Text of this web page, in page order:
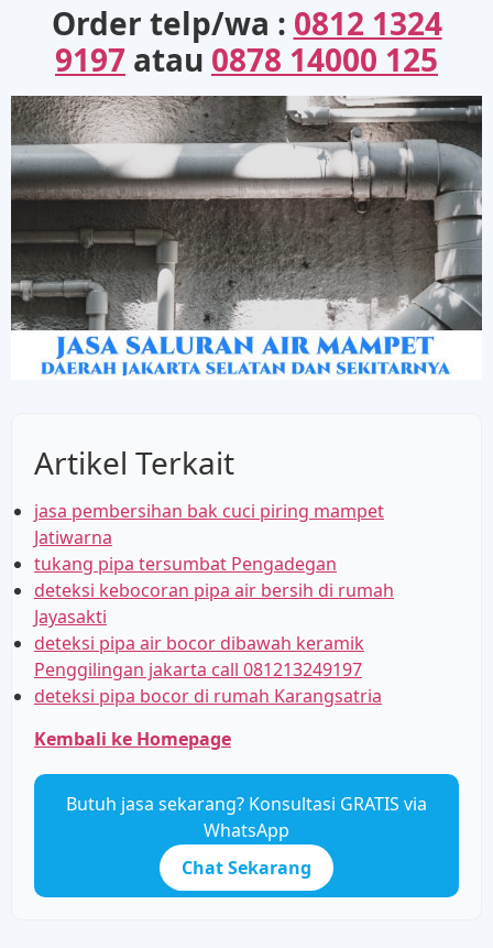
Order telp/wa : 0812 1324
9197 atau 0878 14000 125
Artikel Terkait
jasa pembersihan bak cuci piring mampet
Jatiwarna
tukang pipa tersumbat Pengadegan
deteksi kebocoran pipa air bersih di rumah
Jayasakti
deteksi pipa air bocor dibawah keramik
Penggilingan jakarta call 081213249197
deteksi pipa bocor di rumah Karangsatria
Kembali ke Homepage
Butuh jasa sekarang? Konsultasi GRATIS via
WhatsApp
Chat Sekarang